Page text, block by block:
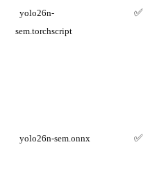
yolo26n-
sem.torchscript
✅
yolo26n-sem.onnx ✅